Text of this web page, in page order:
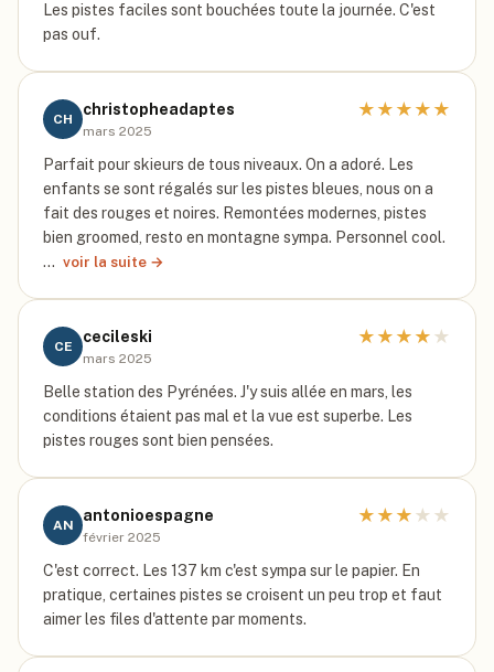
Les pistes faciles sont bouchées toute la journée. C'est
pas ouf.
CH
christopheadaptes
mars 2025
★ ★ ★ ★ ★
Parfait pour skieurs de tous niveaux. On a adoré. Les
enfants se sont régalés sur les pistes bleues, nous on a
fait des rouges et noires. Remontées modernes, pistes
bien groomed, resto en montagne sympa. Personnel cool.
… voir la suite →
CE
cecileski
mars 2025
★ ★ ★ ★ ★
Belle station des Pyrénées. J'y suis allée en mars, les
conditions étaient pas mal et la vue est superbe. Les
pistes rouges sont bien pensées.
AN
antonioespagne
février 2025
★ ★ ★ ★ ★
C'est correct. Les 137 km c'est sympa sur le papier. En
pratique, certaines pistes se croisent un peu trop et faut
aimer les files d'attente par moments.